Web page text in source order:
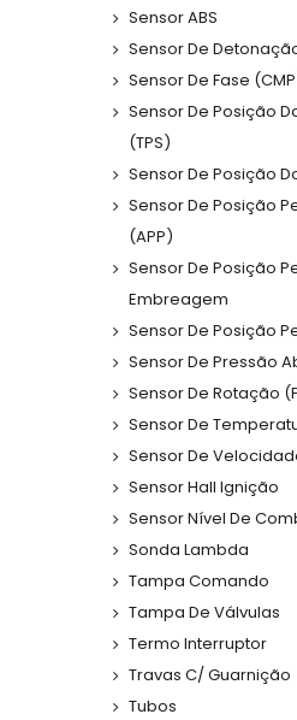
Sensor ABS
Sensor De
Sensor De Fase
Sensor De Posição
(TPS)
Sensor De Posição
Sensor De Posição
(APP)
Sensor De Posição
Embreagem
Sensor De Posição
Sensor De Pressão
Sensor De Rotação
Sensor De
Sensor De
Sensor Hall Ignição
Sensor Nível De
Sonda Lambda
Tampa Comando
Tampa De Válvulas
Termo Interruptor
Travas C/ Guarnição
Tubos